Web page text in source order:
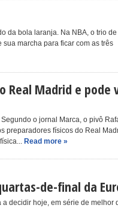
da bola laranja. Na NBA, o trio de
sua marcha para ficar com as três
Real Madrid e pode
o jornal Marca, o pivô
preparadores físicos do Real
Read more »
de-final da
decidir hoje, em série de melhor